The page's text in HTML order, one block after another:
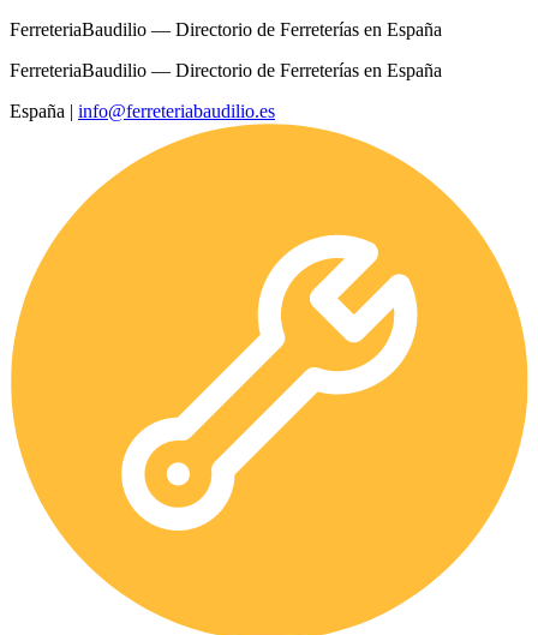
FerreteriaBaudilio — Directorio de Ferreterías en España
FerreteriaBaudilio — Directorio de Ferreterías en España
España | info@ferreteriabaudilio.es